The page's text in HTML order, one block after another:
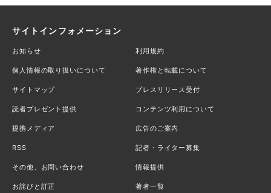
サイトインフォメーション
お知らせ 利用規約
個人情報の取り扱いについて 著作権と転載について
サイトマップ プレスリリース受付
読者プレゼント提供 コンテンツ利用について
提携メディア 広告のご案内
RSS 記者・ライター募集
その他、お問い合わせ 情報提供
お詫びと訂正 著者一覧